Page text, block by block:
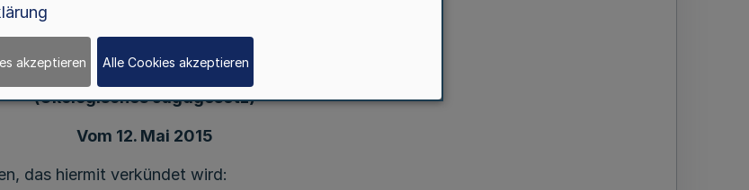
zur Änderung anderer Vorschriften
(Ökologisches Jagdgesetz)
Vom 12. Mai 2015
das hiermit verkündet wird:
akzeptieren Alle Cookies akzeptieren